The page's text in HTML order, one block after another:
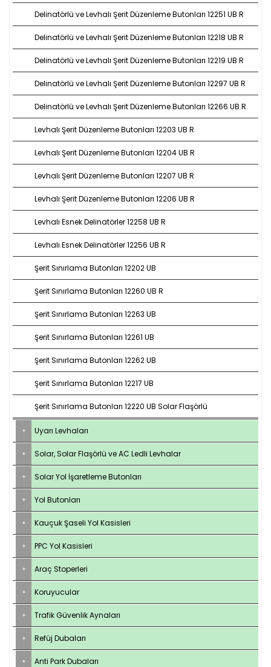
Delinatörlü ve Levhalı Şerit Düzenleme Butonları 12251 UB R
Delinatörlü ve Levhalı Şerit Düzenleme Butonları 12218 UB R
Delinatörlü ve Levhalı Şerit Düzenleme Butonları 12219 UB R
Delinatörlü ve Levhalı Şerit Düzenleme Butonları 12297 UB R
Delinatörlü ve Levhalı Şerit Düzenleme Butonları 12266 UB R
Levhalı Şerit Düzenleme Butonları 12203 UB R
Levhalı Şerit Düzenleme Butonları 12204 UB R
Levhalı Şerit Düzenleme Butonları 12207 UB R
Levhalı Şerit Düzenleme Butonları 12206 UB R
Levhalı Esnek Delinatörler 12258 UB R
Levhalı Esnek Delinatörler 12256 UB R
Şerit Sınırlama Butonları 12202 UB
Şerit Sınırlama Butonları 12260 UB R
Şerit Sınırlama Butonları 12263 UB
Şerit Sınırlama Butonları 12261 UB
Şerit Sınırlama Butonları 12262 UB
Şerit Sınırlama Butonları 12217 UB
Şerit Sınırlama Butonları 12220 UB Solar Flaşörlü
Uyarı Levhaları
Solar, Solar Flaşörlü ve AC Ledli Levhalar
Solar Yol İşaretleme Butonları
Yol Butonları
Kauçuk Şaseli Yol Kasisleri
PPC Yol Kasisleri
Araç Stoperleri
Koruyucular
Trafik Güvenlik Aynaları
Refüj Dubaları
Anti Park Dubaları